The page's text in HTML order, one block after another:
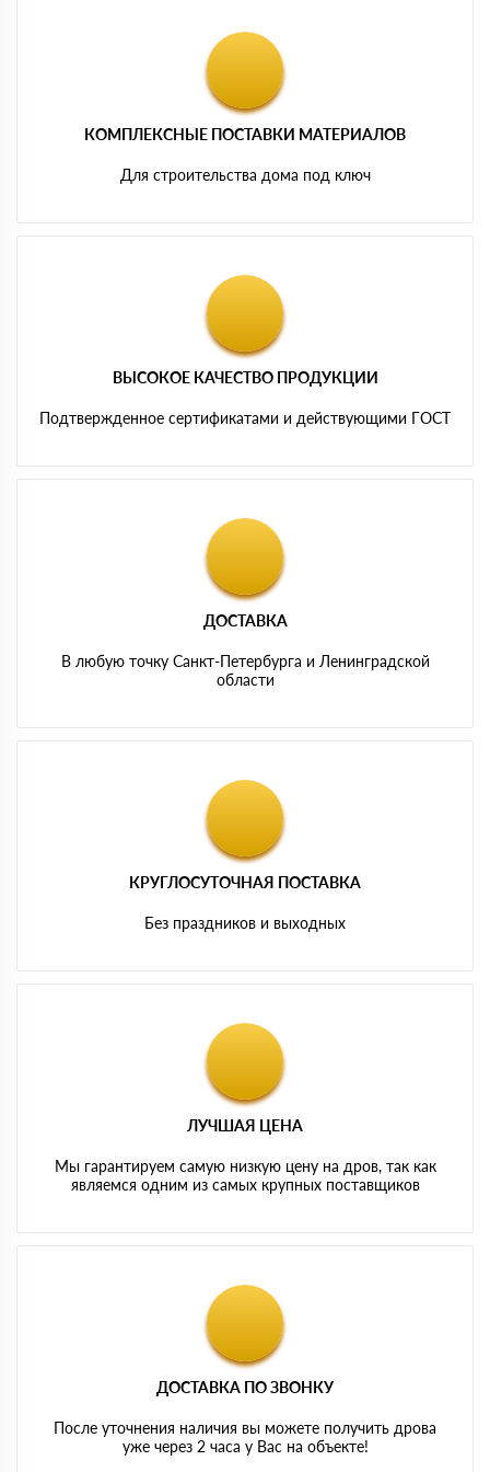
КОМПЛЕКСНЫЕ ПОСТАВКИ МАТЕРИАЛОВ
Для строительства дома под ключ
ВЫСОКОЕ КАЧЕСТВО ПРОДУКЦИИ
Подтвержденное сертификатами и действующими ГОСТ
ДОСТАВКА
В любую точку Санкт-Петербурга и Ленинградской
области
КРУГЛОСУТОЧНАЯ ПОСТАВКА
Без праздников и выходных
ЛУЧШАЯ ЦЕНА
Мы гарантируем самую низкую цену на дров, так как
являемся одним из самых крупных поставщиков
ДОСТАВКА ПО ЗВОНКУ
После уточнения наличия вы можете получить дрова
уже через 2 часа у Вас на объекте!